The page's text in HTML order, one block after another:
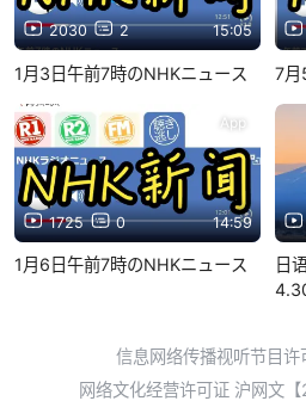
2030 2 15:05
1月3日午前7時のNHKニュース 7月
1725 0 14:59
App
1月6日午前7時のNHKニュース
日
信息网络传播视听节目
网络文化经营许可证 沪网文